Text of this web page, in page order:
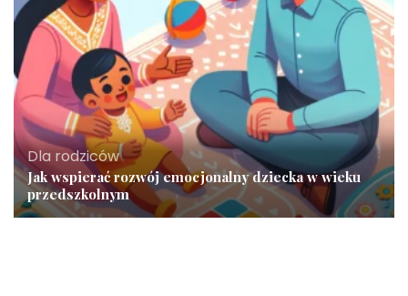
Dla rodziców
Jak wspierać rozwój emocjonalny dziecka w wieku
przedszkolnym